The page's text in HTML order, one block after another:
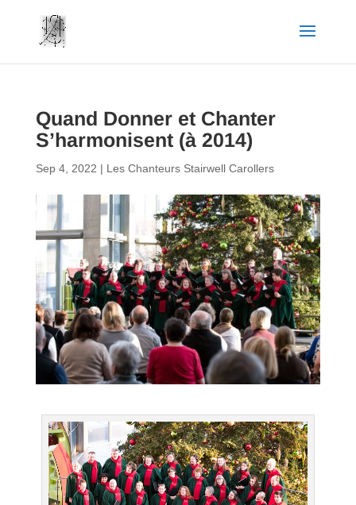
Quand Donner et Chanter
S’harmonisent (à 2014)
Sep 4, 2022 | Les Chanteurs Stairwell Carollers